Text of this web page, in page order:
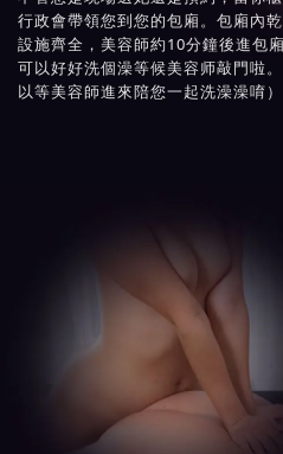
行政會帶領您到您的包廂。包廂內乾
設施齊全，美容師約10分鐘後進包
可以好好洗個澡等候美容师敲門啦
以等美容師進來陪您一起洗澡澡唷）